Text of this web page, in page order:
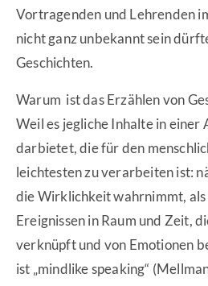
Vortragenden und Lehrenden
nicht ganz unbekannt sein
Geschichten.
Warum ist das Erzählen von
Weil es jegliche Inhalte in einer
darbietet, die für den
leichtesten zu verarbeiten ist:
die Wirklichkeit wahrnimmt,
Ereignissen in Raum und Zeit,
verknüpft und von Emotionen
ist „mindlike speaking“